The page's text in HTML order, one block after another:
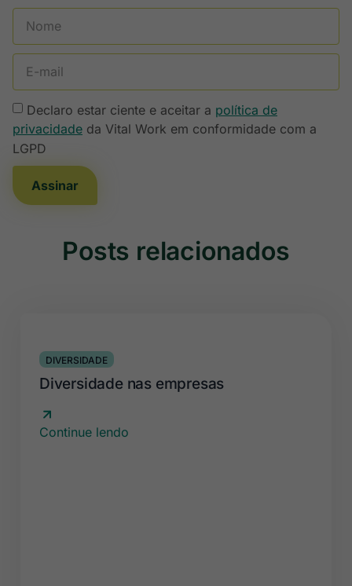
Declaro estar ciente e aceitar a política de
privacidade da Vital Work em conformidade com a
LGPD
Assinar
Posts relacionados
DIVERSIDADE
Diversidade nas empresas
Continue lendo